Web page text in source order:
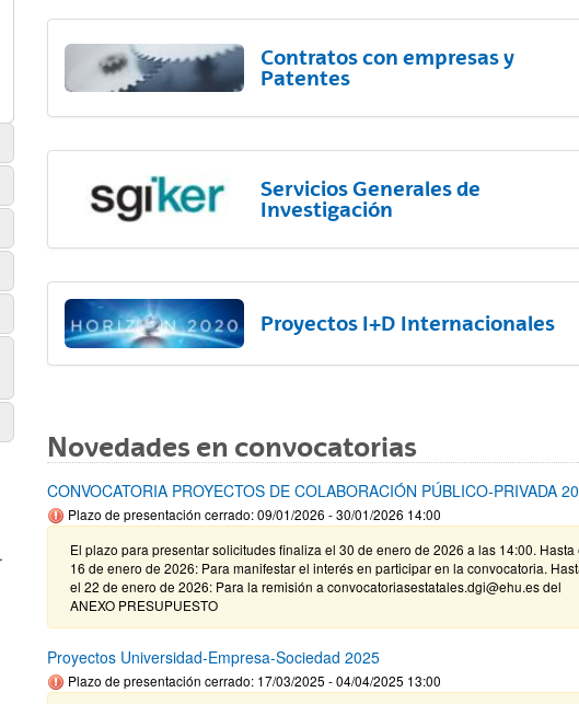
Contratos con empresas y
Patentes
Servicios Generales de
Investigación
Proyectos I+D Internacionales
Novedades en convocatorias
CONVOCATORIA PROYECTOS DE COLABORACIÓN PÚBLICO-PRIVADA
Plazo de presentación cerrado: 09/01/2026 - 30/01/2026 14:00
El plazo para presentar solicitudes finaliza el 30 de enero de 2026 a las 14:00. Hasta
16 de enero de 2026: Para manifestar el interés en participar en la convocatoria.
el 22 de enero de 2026: Para la remisión a convocatoriasestatales.dgi@ehu.es del
ANEXO PRESUPUESTO
Proyectos Universidad-Empresa-Sociedad 2025
Plazo de presentación cerrado: 17/03/2025 - 04/04/2025 13:00